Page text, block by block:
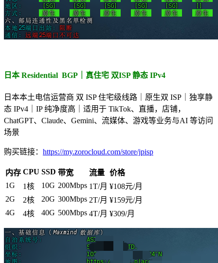
日本 Residential BGP｜真住宅 双ISP 静态 IPv4
日本本土电信运营商 双 ISP 住宅级线路｜原生双 ISP｜独享静
态 IPv4｜IP 纯净度高｜适用于 TikTok、直播，店铺，
ChatGPT、Claude、Gemini、流媒体、游戏等业务与AI 等访问
场景
购买链接： https://my.zorocloud.com/store/jpisp
内存 CPU SSD 带宽 流量 价格
1G
1核 10G 200Mbps 1T/月 ¥108元/月
2G
2核 20G 300Mbps 2T/月 ¥159元/月
4G
4核 40G 500Mbps 4T/月 ¥309/月